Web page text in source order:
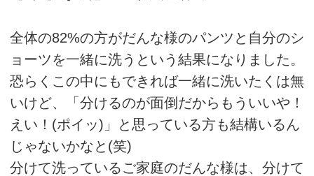
全体の82%の方がだんな様のパンツと自分のシ
ョーツを一緒に洗うという結果になりました。
恐らくこの中にもできれば一緒に洗いたくは無
いけど、「分けるのが面倒だからもういいや！
えい！(ポイッ)」と思っている方も結構いるん
じゃないかなと(笑)
分けて洗っているご家庭のだんな様は、分けて